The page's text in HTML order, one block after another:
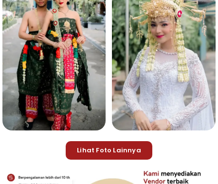
Lihat Foto Lainnya